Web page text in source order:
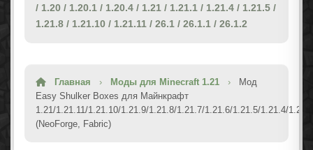
/ 1.20 / 1.20.1 / 1.20.4 / 1.21 / 1.21.1 / 1.21.4 / 1.21.5 /
1.21.8 / 1.21.10 / 1.21.11 / 26.1 / 26.1.1 / 26.1.2
Главная › Моды для Minecraft 1.21 ›
Мод
Easy Shulker Boxes для Майнкрафт
1.21/1.21.11/1.21.10/1.21.9/1.21.8/1.21.7/1.21.6/1.21.5/1.21.4/
(NeoForge, Fabric)